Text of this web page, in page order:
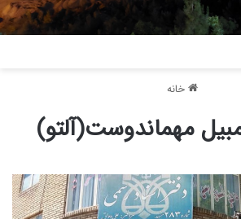
خانه
مهماندوست(آلتو)